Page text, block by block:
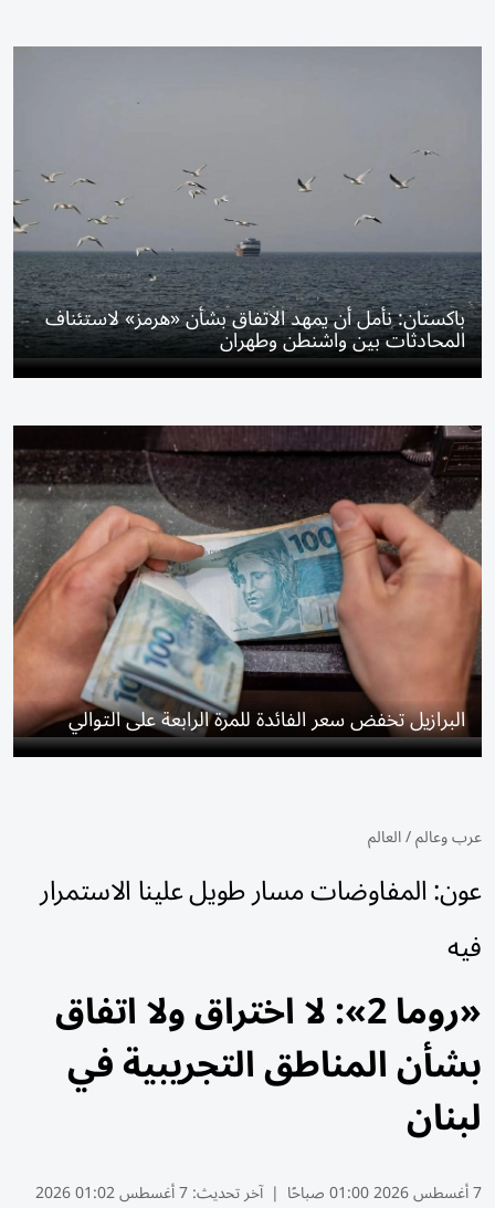
باكستان: نأمل أن يمهد الاتفاق بشأن «هرمز» لاستئناف
المحادثات بين واشنطن وطهران
البرازيل تخفض سعر الفائدة للمرة الرابعة على التوالي
عرب وعالم/العالم
عون: المفاوضات مسار طويل علينا الاستمرار
فيه
«روما 2»: لا اختراق ولا اتفاق
بشأن المناطق التجريبية في
لبنان
7 أغسطس 2026 01:00 صباحًا | آخر تحديث:7 أغسطس 01:02 2026